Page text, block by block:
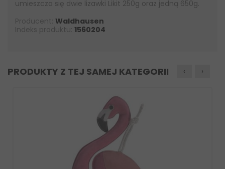
umieszcza się dwie lizawki Likit 250g oraz jedną 650g.
Producent: Waldhausen
Indeks produktu: 1560204
PRODUKTY Z TEJ SAMEJ KATEGORII ‹ ›